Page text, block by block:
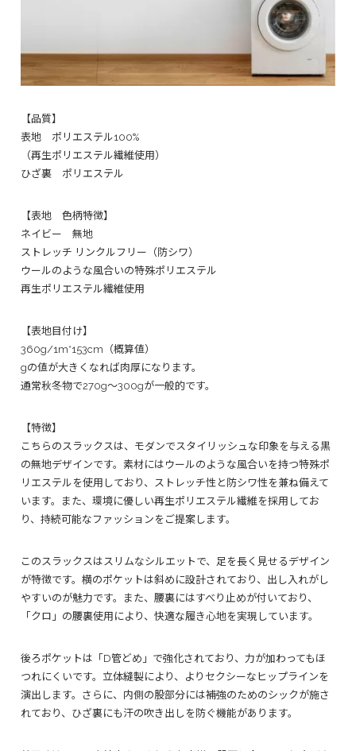
【品質】
表地 ポリエステル100%
（再生ポリエステル繊維使用）
ひざ裏 ポリエステル
【表地 色柄特徴】
ネイビー 無地
ストレッチ リンクルフリー（防シワ）
ウールのような風合いの特殊ポリエステル
再生ポリエステル繊維使用
【表地目付け】
360g/1m*153cm（概算値）
gの値が大きくなれば肉厚になります。
通常秋冬物で270g～300gが一般的です。
【特徴】
こちらのスラックスは、モダンでスタイリッシュな印象を与える黒
の無地デザインです。素材にはウールのような風合いを持つ特殊ポ
リエステルを使用しており、ストレッチ性と防シワ性を兼ね備えて
います。また、環境に優しい再生ポリエステル繊維を採用してお
り、持続可能なファッションをご提案します。
このスラックスはスリムなシルエットで、足を長く見せるデザイン
が特徴です。横のポケットは斜めに設計されており、出し入れがし
やすいのが魅力です。また、腰裏にはすべり止めが付いており、
「クロ」の腰裏使用により、快適な履き心地を実現しています。
後ろポケットは「D管どめ」で強化されており、力が加わってもほ
つれにくいです。立体縫製により、よりセクシーなヒップラインを
演出します。さらに、内側の股部分には補強のためのシックが施さ
れており、ひざ裏にも汗の吹き出しを防ぐ機能があります。